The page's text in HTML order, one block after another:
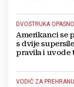
DVOSTRUKA
Amerikanci se
s dvije
pravila i uvode
VODIČ ZA